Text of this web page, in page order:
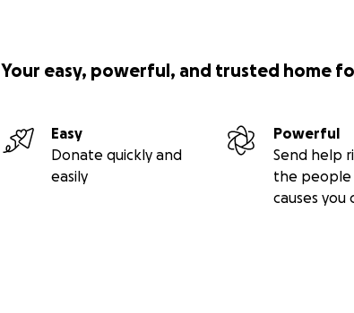
Your easy, powerful, and trusted home
Easy
Donate quickly and
easily
Powerful
Send help
the people
causes you